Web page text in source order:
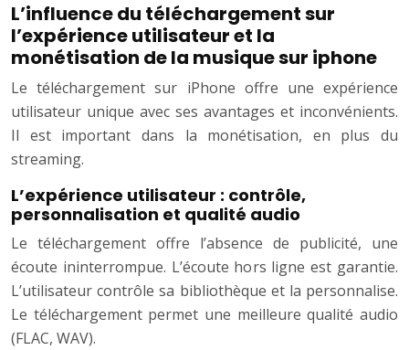
L’influence du téléchargement sur
l’expérience utilisateur et la
monétisation de la musique sur iphone
Le téléchargement sur iPhone offre une expérience
utilisateur unique avec ses avantages et inconvénients.
Il est important dans la monétisation, en plus du
streaming.
L’expérience utilisateur : contrôle,
personnalisation et qualité audio
Le téléchargement offre l’absence de publicité, une
écoute ininterrompue. L’écoute hors ligne est garantie.
L’utilisateur contrôle sa bibliothèque et la personnalise.
Le téléchargement permet une meilleure qualité audio
(FLAC, WAV).